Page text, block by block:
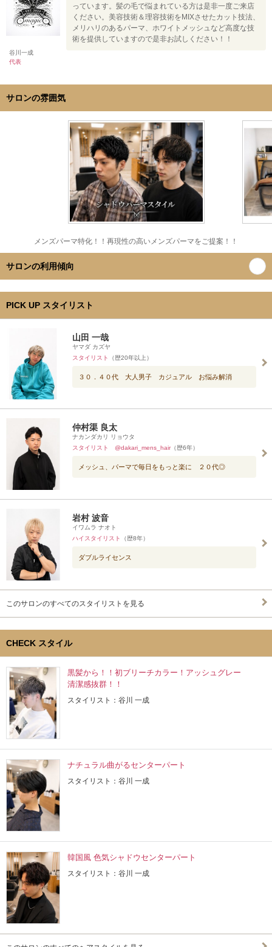
谷川一成
代表
っています。髪の毛で悩まれている方は是非一度ご来店
ください。美容技術＆理容技術をMIXさせたカット技法、
メリハリのあるパーマ、ホワイトメッシュなど高度な技
術を提供していますので是非お試しください！！
サロンの雰囲気
メンズパーマ特化！！再現性の高いメンズパーマをご提案！！
サロンの利用傾向
PICK UP スタイリスト
山田 一哉
ヤマダ カズヤ
スタイリスト
（歴20年以上）
３０．４０代 大人男子 カジュアル お悩み解消
仲村渠 良太
ナカンダカリ リョウタ
スタイリスト @dakari_mens_hair（歴6年）
メッシュ、パーマで毎日をもっと楽に ２０代◎
岩村 波音
イワムラ ナオト
ハイスタイリスト
（歴8年）
ダブルライセンス
このサロンのすべてのスタイリストを見る
CHECK スタイル
黒髪から！！初ブリーチカラー！アッシュグレー
清潔感抜群！！
スタイリスト：谷川 一成
ナチュラル曲がるセンターパート
スタイリスト：谷川 一成
韓国風 色気シャドウセンターパート
スタイリスト：谷川 一成